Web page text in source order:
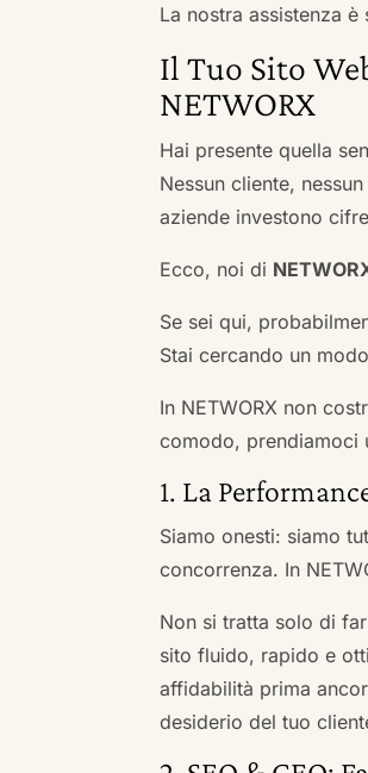
La nostra assistenza
Il Tuo Sito
NETWORX
Hai presente quella
Nessun cliente,
aziende investono
Ecco, noi di
Se sei qui,
Stai cercando un
In NETWORX non
comodo, prendiamoci
1. La
Siamo onesti: siamo
concorrenza. In
Non si tratta solo di
sito fluido, rapido e
affidabilità prima
desiderio del tuo